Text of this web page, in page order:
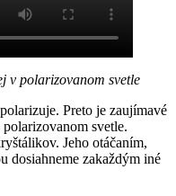
v polarizovanom svetle
Preto je zaujímavé
svetle.
Jeho otáčaním,
dosiahneme zakaždým iné